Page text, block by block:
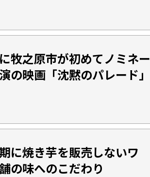
牧之原市が初めてノミネー
映画「沈黙のパレード」
に焼き芋を販売しないワ
の味へのこだわり